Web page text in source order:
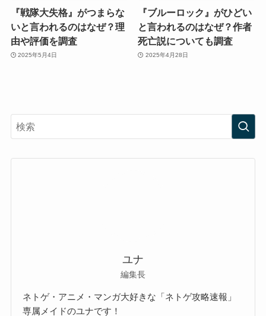
『戦隊大失格』がつまらな
いと言われるのはなぜ？理
由や評価を調査
2025年5月4日
『ブルーロック』がひどい
と言われるのはなぜ？作者
死亡説についても調査
2025年4月28日
ユナ
編集長
ネトゲ・アニメ・マンガ大好きな「ネトゲ攻略速報」
専属メイドのユナです！